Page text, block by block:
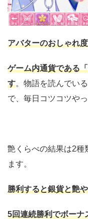
アバターのおしゃれ
ゲーム内通貨である
す。物語を読んでい
で、毎日コツコツや
艶くらべの結果は2種
ます。
勝利すると銀貨と艶
5回連続勝利でボーナ